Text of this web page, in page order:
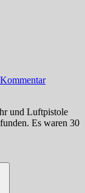
Kommentar
und Luftpistole
Es waren 30